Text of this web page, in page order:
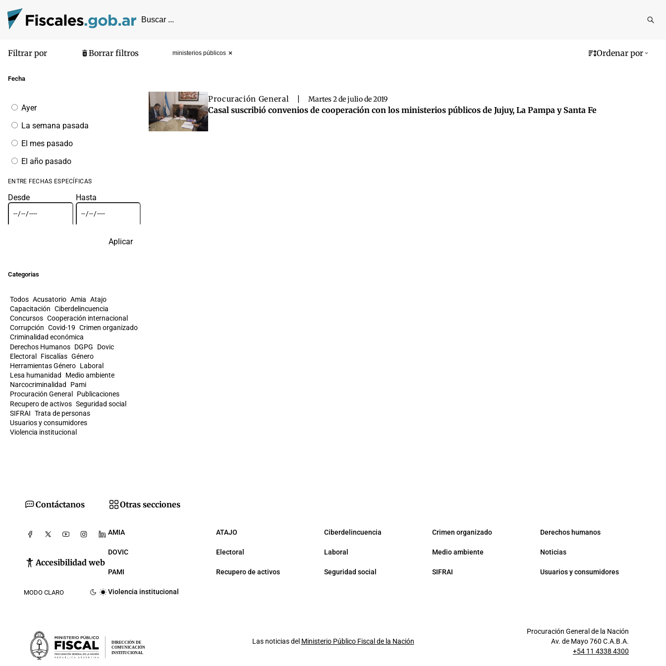
Filtrar por Borrar filtros ministerios públicos Ordenar por
Fecha
Filtrar
por
fecha
Ayer
La semana pasada
El mes pasado
El año pasado
ENTRE FECHAS ESPECÍFICAS
Desde Hasta
Aplicar
Categorias
Todos Acusatorio Amia Atajo
Capacitación Ciberdelincuencia
Concursos Cooperación internacional
Corrupción Covid-19 Crimen organizado
Criminalidad económica
Derechos Humanos DGPG
Dovic
Electoral
Fiscalías Género
Herramientas Género Laboral
Lesa humanidad
Medio ambiente
Narcocriminalidad
Pami
Procuración General
Publicaciones
Recupero de activos Seguridad social
SIFRAI Trata de personas
Usuarios y consumidores
Violencia institucional
Procuración General Martes 2 de julio de 2019
Casal suscribió convenios de cooperación con los ministerios públicos de Jujuy, La Pampa y Santa Fe
Contáctanos
Accesibilidad web
MODO CLARO
Otras secciones
AMIA ATAJO Ciberdelincuencia Crimen organizado Derechos humanos
DOVIC Electoral Laboral Medio ambiente Noticias
PAMI Recupero de activos Seguridad social SIFRAI Usuarios y consumidores
Violencia institucional
DIRECCIÓN DE
COMUNICACIÓN
INSTITUCIONAL
Las noticias del Ministerio Público Fiscal de la Nación
Procuración General de la Nación
Av. de Mayo 760 C.A.B.A.
+54 11 4338 4300